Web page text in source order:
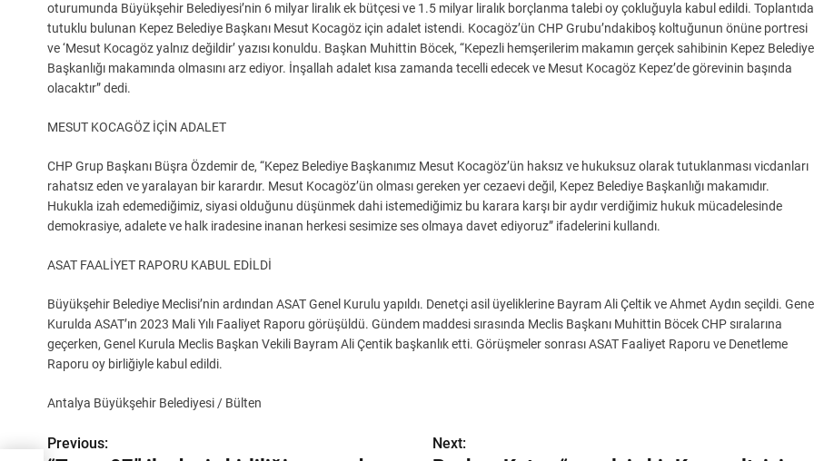
oturumunda Büyükşehir Belediyesi’nin 6 milyar liralık ek bütçesi ve 1.5 milyar liralık borçlanma talebi oy çokluğuyla kabul edildi. Toplantıda
tutuklu bulunan Kepez Belediye Başkanı Mesut Kocagöz için adalet istendi. Kocagöz’ün CHP Grubu’ndakiboş koltuğunun önüne portresi
ve ‘Mesut Kocagöz yalnız değildir’ yazısı konuldu. Başkan Muhittin Böcek, “Kepezli hemşerilerim makamın gerçek sahibinin Kepez Belediye
Başkanlığı makamında olmasını arz ediyor. İnşallah adalet kısa zamanda tecelli edecek ve Mesut Kocagöz Kepez’de görevinin başında
olacaktır” dedi.
MESUT KOCAGÖZ İÇİN ADALET
CHP Grup Başkanı Büşra Özdemir de, “Kepez Belediye Başkanımız Mesut Kocagöz’ün haksız ve hukuksuz olarak tutuklanması vicdanları
rahatsız eden ve yaralayan bir karardır. Mesut Kocagöz’ün olması gereken yer cezaevi değil, Kepez Belediye Başkanlığı makamıdır.
Hukukla izah edemediğimiz, siyasi olduğunu düşünmek dahi istemediğimiz bu karara karşı bir aydır verdiğimiz hukuk mücadelesinde
demokrasiye, adalete ve halk iradesine inanan herkesi sesimize ses olmaya davet ediyoruz” ifadelerini kullandı.
ASAT FAALİYET RAPORU KABUL EDİLDİ
Büyükşehir Belediye Meclisi’nin ardından ASAT Genel Kurulu yapıldı. Denetçi asil üyeliklerine Bayram Ali Çeltik ve Ahmet Aydın seçildi.
Kurulda ASAT’ın 2023 Mali Yılı Faaliyet Raporu görüşüldü. Gündem maddesi sırasında Meclis Başkanı Muhittin Böcek CHP sıralarına
geçerken, Genel Kurula Meclis Başkan Vekili Bayram Ali Çentik başkanlık etti. Görüşmeler sonrası ASAT Faaliyet Raporu ve Denetleme
Raporu oy birliğiyle kabul edildi.
Antalya Büyükşehir Belediyesi / Bülten
Y
Previous: Next: